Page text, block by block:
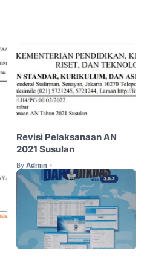
Revisi Pelaksanaan AN
2021 Susulan
By Admin •